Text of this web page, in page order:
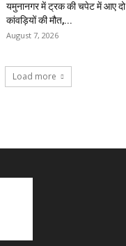
यमुनानगर में ट्रक की चपेट में आए दो
कांवड़ियों की मौत,...
August 7, 2026
Load more